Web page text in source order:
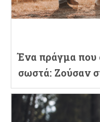
Ένα πράγμα που
σωστά: Ζούσαν